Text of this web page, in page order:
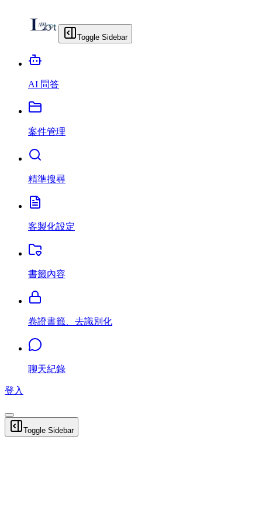
Toggle Sidebar
AI 問答
案件管理
精準搜尋
客製化設定
書籤內容
卷證書籤、去識別化
聊天紀錄
登入
Toggle Sidebar